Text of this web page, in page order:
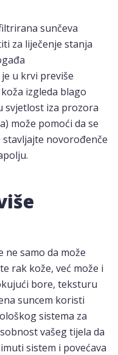
sunčeva
za liječenje stanja
u krvi previše
izgleda blago
svjetlost iza prozora
može pomoći da se
novorođenče
ne samo da može
rak kože, već može i
bore, teksturu
suncem koristi
sistema za
vašeg tijela da
sistem i povećava